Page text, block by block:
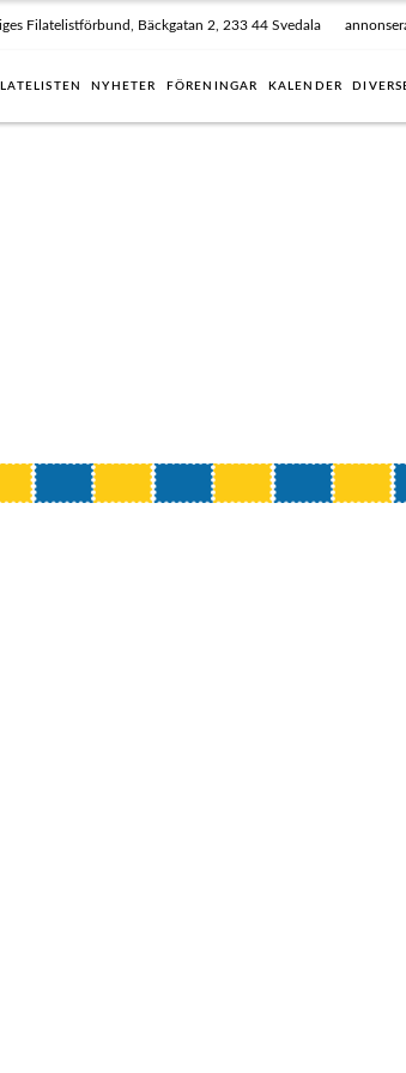
Filatelistförbund, Bäckgatan 2, 233 44 Svedala
NYHETER FÖRENINGAR KALENDER